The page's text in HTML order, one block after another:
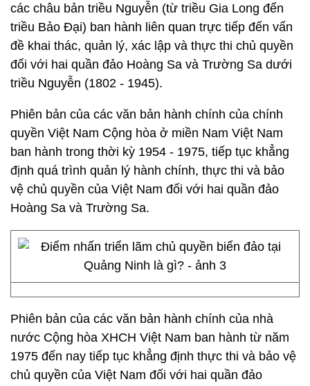
các châu bản triều Nguyễn (từ triều Gia Long đến
triều Bảo Đại) ban hành liên quan trực tiếp đến vấn
đề khai thác, quản lý, xác lập và thực thi chủ quyền
đối với hai quần đảo Hoàng Sa và Trường Sa dưới
triều Nguyễn (1802 - 1945).
Phiên bản của các văn bản hành chính của chính
quyền Việt Nam Cộng hòa ở miền Nam Việt Nam
ban hành trong thời kỳ 1954 - 1975, tiếp tục khẳng
định quá trình quản lý hành chính, thực thi và bảo
vệ chủ quyền của Việt Nam đối với hai quần đảo
Hoàng Sa và Trường Sa.
Phiên bản của các văn bản hành chính của nhà
nước Cộng hòa XHCH Việt Nam ban hành từ năm
1975 đến nay tiếp tục khẳng định thực thi và bảo vệ
chủ quyền của Việt Nam đối với hai quần đảo